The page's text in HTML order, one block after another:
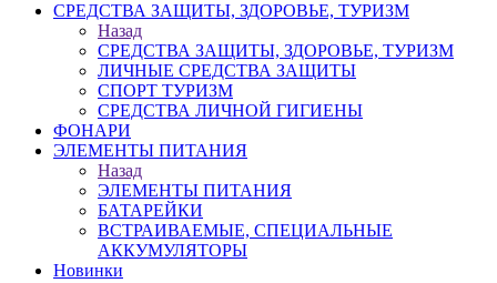
СРЕДСТВА ЗАЩИТЫ, ЗДОРОВЬЕ, ТУРИЗМ
Назад
СРЕДСТВА ЗАЩИТЫ, ЗДОРОВЬЕ, ТУРИЗМ
ЛИЧНЫЕ СРЕДСТВА ЗАЩИТЫ
СПОРТ ТУРИЗМ
СРЕДСТВА ЛИЧНОЙ ГИГИЕНЫ
ФОНАРИ
ЭЛЕМЕНТЫ ПИТАНИЯ
Назад
ЭЛЕМЕНТЫ ПИТАНИЯ
БАТАРЕЙКИ
ВСТРАИВАЕМЫЕ, СПЕЦИАЛЬНЫЕ
АККУМУЛЯТОРЫ
Новинки